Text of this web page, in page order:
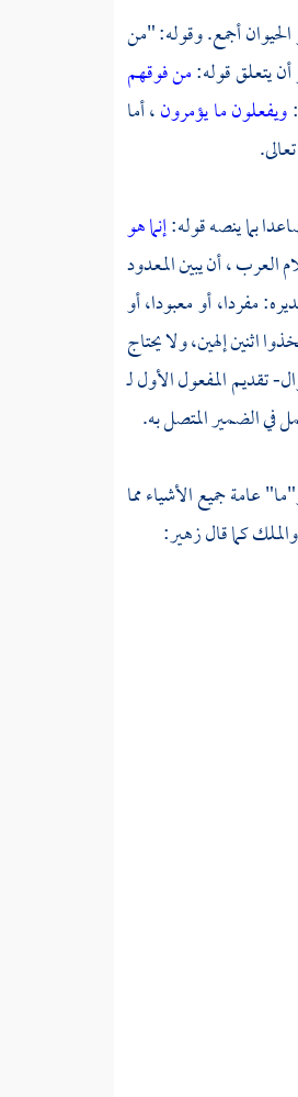
أجمع. وقوله: "من
يتعلق قوله:من فوقهم
ويفعلون ما يؤمرون، أما
بما ينصه قوله:إنما هو
العرب، أن يبين المعدود
مفردا، أو معبودا، أو
اثنين إلهين، ولا يحتاج
تقديم المفعول الأول لـ
في الضمير المتصل به.
عامة جميع الأشياء مما
كما قالزهير: